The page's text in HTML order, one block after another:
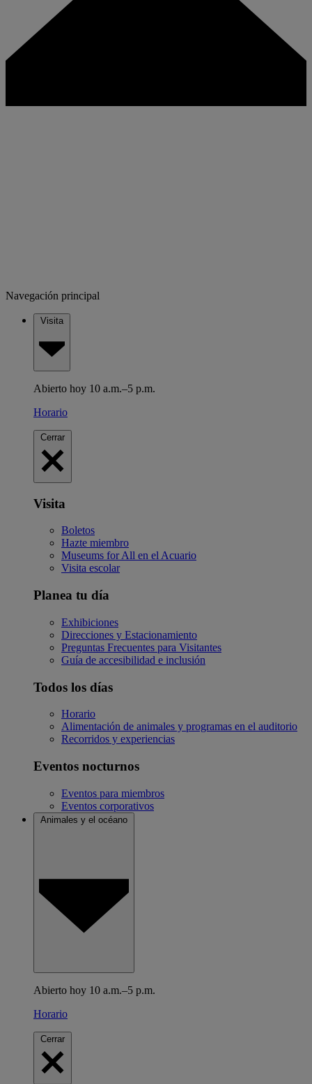
Navegación principal
Visita
Abierto hoy 10 a.m.–5 p.m.
Horario
Cerrar
Visita
Boletos
Hazte miembro
Museums for All en el Acuario
Visita escolar
Planea tu día
Exhibiciones
Direcciones y Estacionamiento
Preguntas Frecuentes para Visitantes
Guía de accesibilidad e inclusión
Todos los días
Horario
Alimentación de animales y programas en el auditorio
Recorridos y experiencias
Eventos nocturnos
Eventos para miembros
Eventos corporativos
Animales y el océano
Abierto hoy 10 a.m.–5 p.m.
Horario
Cerrar